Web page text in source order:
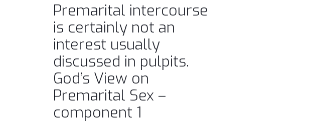
Premarital intercourse
is certainly not an
interest usually
discussed in pulpits.
God’s View on
Premarital Sex –
component 1